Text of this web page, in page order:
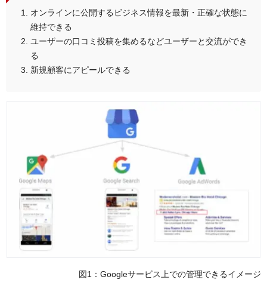
オンラインに公開するビジネス情報を最新・正確な状態に
維持できる
ユーザーの口コミ投稿を集めるなどユーザーと交流ができ
る
新規顧客にアピールできる
図1：Googleサービス上での管理できるイメージ